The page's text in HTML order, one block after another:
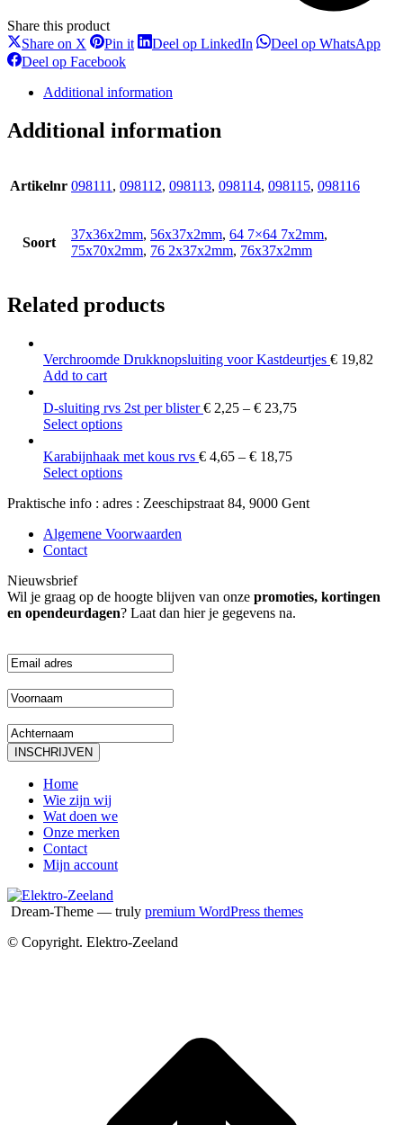
Share this product
Share on X Deel
op
X
Pin itDeelDeel op LinkedIn DeelDeel op WhatsApp
Deel op FacebookDeel
Facebook
Additional information
Additional information
Artikelnr 098111 , 098112, 098113, 098114, 098115, 098116
Soort
37x36x2mm, 56x37x2mm, 64 7×64 7x2mm,
75x70x2mm, 76 2x37x2mm, 76x37x2mm
Related products
Verchroomde Drukknopsluiting voor Kastdeurtjes € 19,82
Add to cart
D-sluiting rvs 2st per blister€ 2,25 – € 23,75
Select optionsThis
has
multiple
The
may
the
product
Karabijnhaak met kous rvs € 4,65 – € 18,75
Select optionsThis
has
variants.
be
chosen
Praktische info : adres : Zeeschipstraat 84, 9000 Gent
Algemene Voorwaarden
Contact
Nieuwsbrief
Wil je graag op de hoogte blijven van onze promoties, kortingen
en opendeurdagen? Laat dan hier je gegevens na.
Home
Wie zijn wij
Wat doen we
Onze merken
Contact
Mijn account
Dream-Theme — truly premium WordPress themes
© Copyright. Elektro-Zeeland